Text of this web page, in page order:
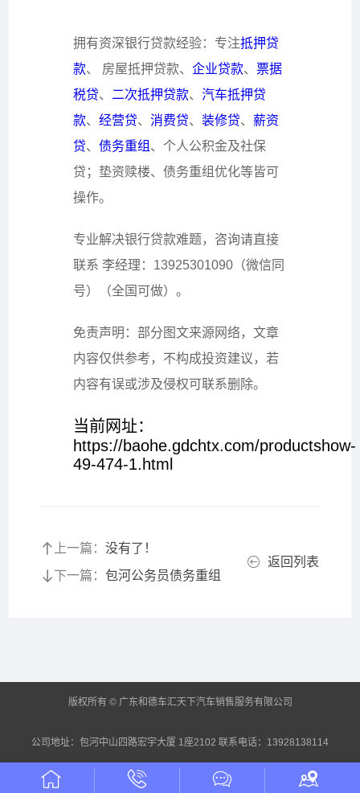
拥有资深银行贷款经验：专注抵押贷
款、 房屋抵押贷款、企业贷款、票据
税贷、 二次抵押贷款、汽车抵押贷
款、经营贷、消费贷、装修贷、薪资
贷、债务重组 、个人公积金及社保
贷；垫资赎楼、债务重组优化等皆可
操作。
专业解决银行贷款难题，咨询请直接
联系 李经理 ： 13925301090 （微信同
号）（全国可做）。
免责声明：部分图文来源网络，文章
内容仅供参考，不构成投资建议，若
内容有误或涉及侵权可联系删除。
当前网址：
https://baohe.gdchtx.com/productshow-
49-474-1.html
上一篇：没有了！
下一篇：包河公务员债务重组
返回列表
版权所有 © 广东和德车汇天下汽车销售服务有限公司
公司地址：包河中山四路宏宇大厦 1座2102 联系电话：13928138114